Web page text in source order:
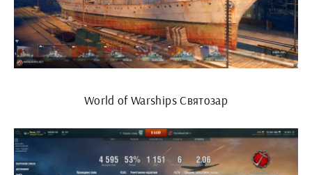
World of Warships Святозар